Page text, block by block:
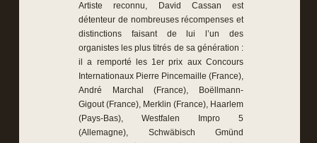
Artiste reconnu, David Cassan est
détenteur de nombreuses récompenses et
distinctions faisant de lui l’un des
organistes les plus titrés de sa génération :
il a remporté les 1er prix aux Concours
Internationaux Pierre Pincemaille (France),
André Marchal (France), Boëllmann-
Gigout (France), Merklin (France), Haarlem
(Pays-Bas), Westfalen Impro 5
(Allemagne), Schwäbisch Gmünd